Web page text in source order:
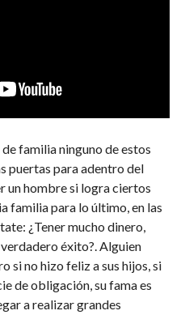
familia ninguno de estos
puertas para adentro del
un hombre si logra ciertos
familia para lo último, en las
¿Tener mucho dinero,
éxito?. Alguien
si no hizo feliz a sus hijos, si
de obligación, su fama es
a realizar grandes